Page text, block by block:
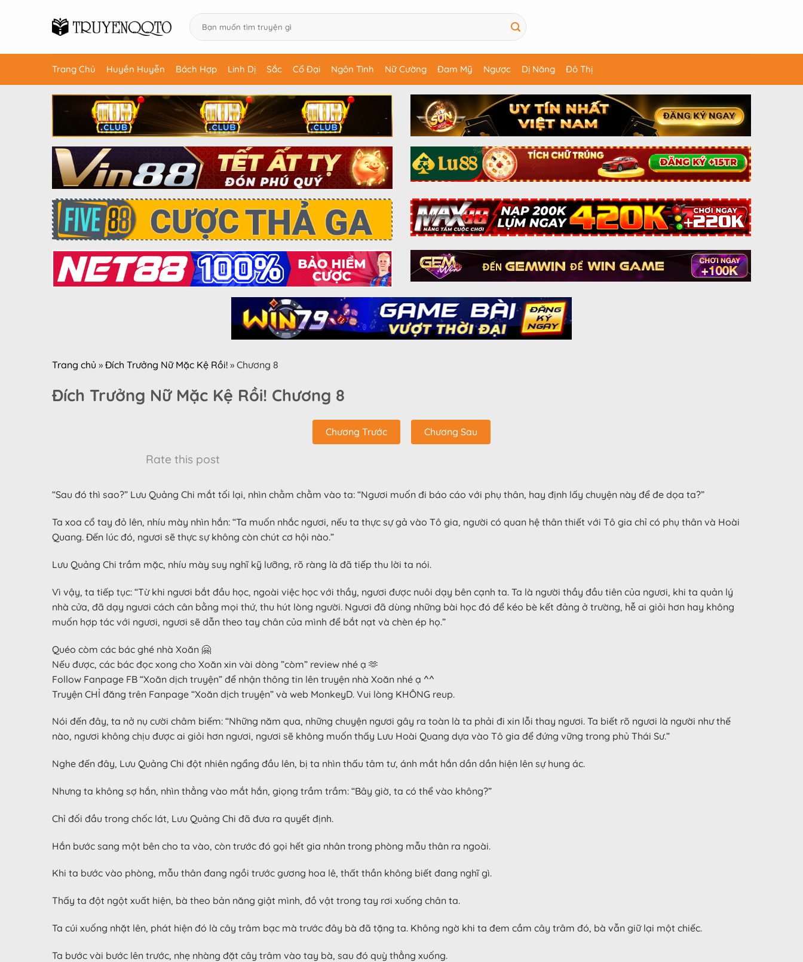
Trang Chủ Huyền Huyễn Bách Hợp Linh Dị Sắc Cổ Đại Ngôn Tình Nữ Cường Đam Mỹ Ngược Dị Năng Đô Thị
Trang chủ » Đích Trưởng Nữ Mặc Kệ Rồi! » Chương 8
Đích Trưởng Nữ Mặc Kệ Rồi! Chương 8
Chương Trước Chương Sau
Rate this post
“Sau đó thì sao?” Lưu Quảng Chi mắt tối lại, nhìn chằm chằm vào ta: “Ngươi muốn đi báo cáo với phụ thân, hay định lấy chuyện này để đe dọa ta?”
Ta xoa cổ tay đỏ lên, nhíu mày nhìn hắn: “Ta muốn nhắc ngươi, nếu ta thực sự gả vào Tô gia, người có quan hệ thân thiết với Tô gia chỉ có phụ thân và Hoài
Quang. Đến lúc đó, ngươi sẽ thực sự không còn chút cơ hội nào.”
Lưu Quảng Chi trầm mặc, nhíu mày suy nghĩ kỹ lưỡng, rõ ràng là đã tiếp thu lời ta nói.
Vì vậy, ta tiếp tục: “Từ khi ngươi bắt đầu học, ngoài việc học với thầy, ngươi được nuôi dạy bên cạnh ta. Ta là người thầy đầu tiên của ngươi, khi ta quản lý
nhà cửa, đã dạy ngươi cách cân bằng mọi thứ, thu hút lòng người. Ngươi đã dùng những bài học đó để kéo bè kết đảng ở trường, hễ ai giỏi hơn hay không
muốn hợp tác với ngươi, ngươi sẽ dẫn theo tay chân của mình để bắt nạt và chèn ép họ.”
Quéo còm các bác ghé nhà Xoăn 🤗
Nếu được, các bác đọc xong cho Xoăn xin vài dòng ”còm” review nhé ạ 🫶
Follow Fanpage FB “Xoăn dịch truyện” để nhận thông tin lên truyện nhà Xoăn nhé ạ ^^
Truyện CHỈ đăng trên Fanpage “Xoăn dịch truyện” và web MonkeyD. Vui lòng KHÔNG reup.
Nói đến đây, ta nở nụ cười châm biếm: “Những năm qua, những chuyện ngươi gây ra toàn là ta phải đi xin lỗi thay ngươi. Ta biết rõ ngươi là người như thế
nào, ngươi không chịu được ai giỏi hơn ngươi, ngươi sẽ không muốn thấy Lưu Hoài Quang dựa vào Tô gia để đứng vững trong phủ Thái Sư.”
Nghe đến đây, Lưu Quảng Chi đột nhiên ngẩng đầu lên, bị ta nhìn thấu tâm tư, ánh mắt hắn dần dần hiện lên sự hung ác.
Nhưng ta không sợ hắn, nhìn thẳng vào mắt hắn, giọng trầm trầm: “Bây giờ, ta có thể vào không?”
Chỉ đối đầu trong chốc lát, Lưu Quảng Chi đã đưa ra quyết định.
Hắn bước sang một bên cho ta vào, còn trước đó gọi hết gia nhân trong phòng mẫu thân ra ngoài.
Khi ta bước vào phòng, mẫu thân đang ngồi trước gương hoa lê, thất thần không biết đang nghĩ gì.
Thấy ta đột ngột xuất hiện, bà theo bản năng giật mình, đồ vật trong tay rơi xuống chân ta.
Ta cúi xuống nhặt lên, phát hiện đó là cây trâm bạc mà trước đây bà đã tặng ta. Không ngờ khi ta đem cầm cây trâm đó, bà vẫn giữ lại một chiếc.
Ta bước vài bước lên trước, nhẹ nhàng đặt cây trâm vào tay bà, sau đó quỳ thẳng xuống.